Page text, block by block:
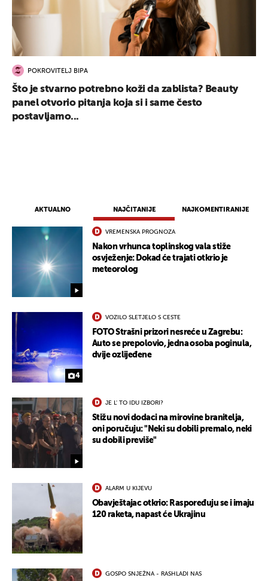
AKTUALNO NAJČITANIJE NAJKOMENTIRANIJE
VREMENSKA PROGNOZA
Nakon vrhunca toplinskog vala stiže
osvježenje: Dokad će trajati otkrio je
meteorolog
4
VOZILO SLETJELO S CESTE
FOTO Strašni prizori nesreće u Zagrebu:
Auto se prepolovio, jedna osoba poginula,
dvije ozlijeđene
JE L' TO IDU IZBORI?
Stižu novi dodaci na mirovine branitelja,
oni poručuju: "Neki su dobili premalo, neki
su dobili previše"
ALARM U KIJEVU
Obavještajac otkrio: Raspoređuju se i imaju
120 raketa, napast će Ukrajinu
GOSPO SNJEŽNA - RASHLADI NAS
POKROVITELJ BIPA
Što je stvarno potrebno koži da zablista? Beauty
panel otvorio pitanja koja si i same često
postavljamo...